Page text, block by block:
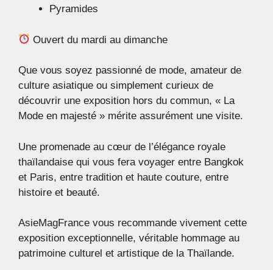
Pyramides
Ouvert du mardi au dimanche
Que vous soyez passionné de mode, amateur de
culture asiatique ou simplement curieux de
découvrir une exposition hors du commun, « La
Mode en majesté » mérite assurément une visite.
Une promenade au cœur de l’élégance royale
thaïlandaise qui vous fera voyager entre Bangkok
et Paris, entre tradition et haute couture, entre
histoire et beauté.
AsieMagFrance vous recommande vivement cette
exposition exceptionnelle, véritable hommage au
patrimoine culturel et artistique de la Thaïlande.